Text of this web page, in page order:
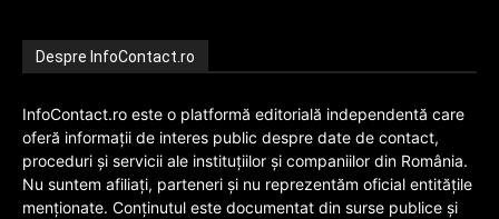
Despre InfoContact.ro
InfoContact.ro este o platformă editorială independentă care
oferă informații de interes public despre date de contact,
proceduri și servicii ale instituțiilor și companiilor din România.
Nu suntem afiliați, parteneri și nu reprezentăm oficial entitățile
menționate. Conținutul este documentat din surse publice și